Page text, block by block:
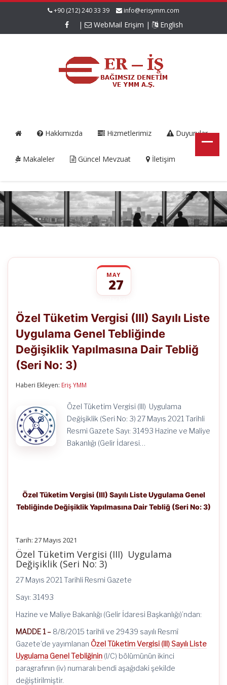
+90 (212) 240 33 39 info@erisymm.com
| WebMail Erişim | English
Hakkımızda Hizmetlerimiz Duyurular
Makaleler Güncel Mevzuat İletişim
MAY
27
Vergisi
(III)
Sayılı
Uygulama
Tebliğ
(Seri
No:
3)
Özel Tüketim Vergisi (III) Sayılı Liste
Uygulama Genel Tebliğinde
Değişiklik Yapılmasına Dair Tebliğ
(Seri No: 3)
Haberi Ekleyen: Eriş YMM
Özel Tüketim Vergisi (III) Uygulama
Değişiklik (Seri No: 3) 27 Mayıs 2021 Tarihli
Resmi Gazete Sayı: 31493 Hazine ve Maliye
Bakanlığı (Gelir İdaresi…
Özel Tüketim Vergisi (III) Sayılı Liste Uygulama Genel
Tebliğinde Değişiklik Yapılmasına Dair Tebliğ (Seri No: 3)
Tarih: 27 Mayıs 2021
Özel Tüketim Vergisi (III) Uygulama
Değişiklik (Seri No: 3)
27 Mayıs 2021 Tarihli Resmi Gazete
Sayı: 31493
Hazine ve Maliye Bakanlığı (Gelir İdaresi Başkanlığı)’ndan:
MADDE 1 – 8/8/2015 tarihli ve 29439 sayılı Resmî
Gazete’de yayımlanan Özel Tüketim Vergisi (III) Sayılı Liste
Uygulama Genel Tebliğinin (I/C) bölümünün ikinci
paragrafının (iv) numaralı bendi aşağıdaki şekilde
değiştirilmiştir.